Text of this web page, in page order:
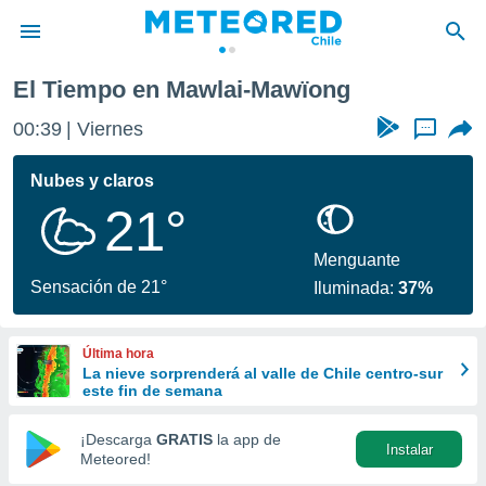
de
por
se
calidad.
a este
las
y
forma
digital
basada
El Tiempo en Mawlai-Mawïong
00:39 Viernes ...
Nubes y claros
21°
Sensación de 21°
Menguante
Iluminada:37%
Última hora
La nieve sorprenderá al valle de Chile centro-sur
este fin de semana
¡Descarga GRATIS la app de
Meteored!
Instalar